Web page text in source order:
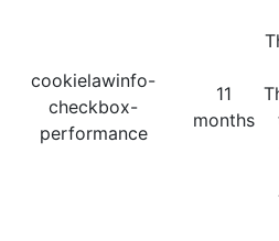
cookielawinfo-
checkbox-
performance
11
months